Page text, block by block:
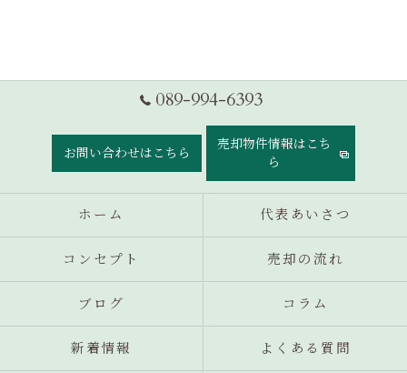
089-994-6393
お問い合わせはこちら
売却物件情報はこち
ら
ホーム 代表あいさつ
コンセプト 売却の流れ
ブログ コラム
新着情報 よくある質問